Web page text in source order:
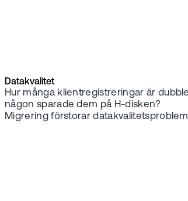
Datakvalitet
Hur många klientregistreringar är
någon sparade dem på H-disken?
Migrering förstorar